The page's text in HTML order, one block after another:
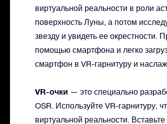
виртуальной реальности в роли
поверхность Луны, а потом
звезду и увидеть ее окрестности.
помощью смартфона и легко
смартфон в VR-гарнитуру и
VR-очки — это специально
OSR. Используйте VR-гарнитуру,
виртуальной реальности.